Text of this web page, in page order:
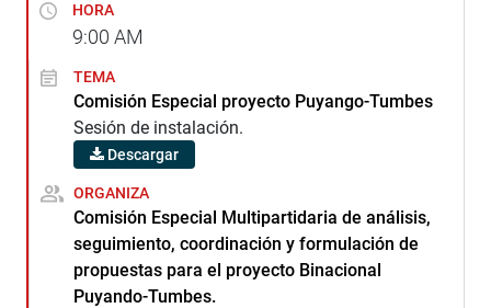
HORA
9:00 AM
TEMA
Comisión Especial proyecto Puyango-Tumbes
Sesión de instalación.
Descargar
ORGANIZA
Comisión Especial Multipartidaria de análisis,
seguimiento, coordinación y formulación de
propuestas para el proyecto Binacional
Puyando-Tumbes.